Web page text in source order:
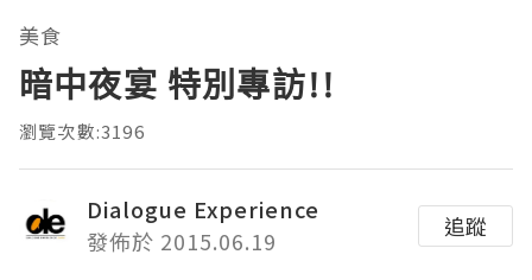
美食
暗中夜宴 特別專訪!!
瀏覽次數:3196
Dialogue Experience
發佈於 2015.06.19
追蹤